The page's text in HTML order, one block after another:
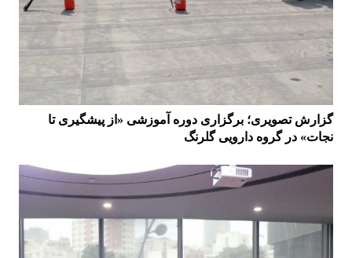
گزارش تصویری؛ برگزاری دوره آموزشی «از پیشگیری تا
نجات» در گروه دارویی گلرنگ